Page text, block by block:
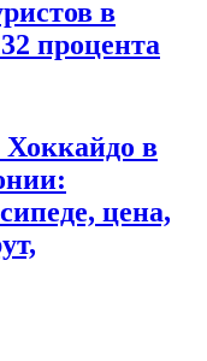
в
процента
Хоккайдо в
цена,